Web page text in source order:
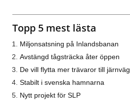
Topp 5 mest lästa
Miljonsatsning på Inlandsbanan
Avstängd tågsträcka åter öppen
De vill flytta mer trävaror till järnväg
Stabilt i svenska hamnarna
Nytt projekt för SLP